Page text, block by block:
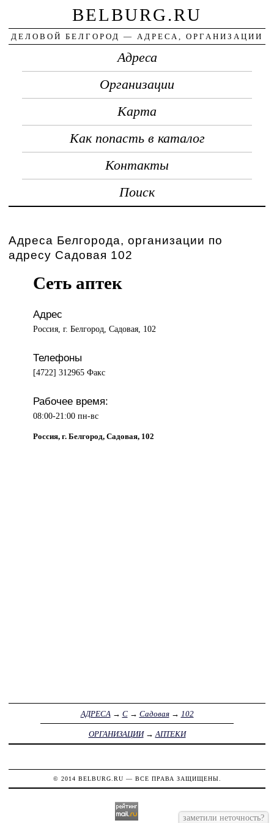
BELBURG.RU
ДЕЛОВОЙ БЕЛГОРОД — АДРЕСА, ОРГАНИЗАЦИИ
Адреса
Организации
Карта
Как попасть в каталог
Контакты
Поиск
Адреса Белгорода, организации по
адресу Садовая 102
Сеть аптек
Адрес
Россия, г. Белгород, Садовая, 102
Телефоны
[4722] 312965 Факс
Рабочее время:
08:00-21:00 пн-вс
Россия, г. Белгород, Садовая, 102
АДРЕСА → С→ Садовая→ 102
ОРГАНИЗАЦИИ→ АПТЕКИ
© 2014 BELBURG.RU — ВСЕ ПРАВА ЗАЩИЩЕНЫ.
заметили неточность?